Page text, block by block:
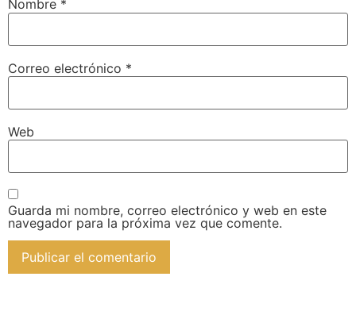
Nombre *
Correo electrónico *
Web
Guarda mi nombre, correo electrónico y web en este
navegador para la próxima vez que comente.